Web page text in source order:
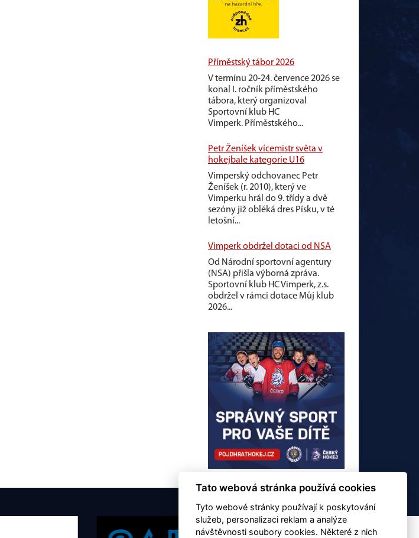
Příměstský tábor 2026
V termínu 20-24. července 2026 se
konal I. ročník příměstského
tábora, který organizoval
Sportovní klub HC
Vimperk. Příměstského...
Petr Ženíšek vícemistr světa v
hokejbale kategorie U16
Vimperský odchovanec Petr
Ženíšek (r. 2010), který ve
Vimperku hrál do 9. třídy a dvě
sezóny již obléká dres Písku, v té
letošní...
Vimperk obdržel dotaci od NSA
Od Národní sportovní agentury
(NSA) přišla výborná zpráva.
Sportovní klub HC Vimperk, z.s.
obdržel v rámci dotace Můj klub
2026...
Tato webová stránka používá cookies
Tyto webové stránky používají k poskytování
služeb, personalizaci reklam a analýze
návštěvnosti soubory cookies. Některé z nich